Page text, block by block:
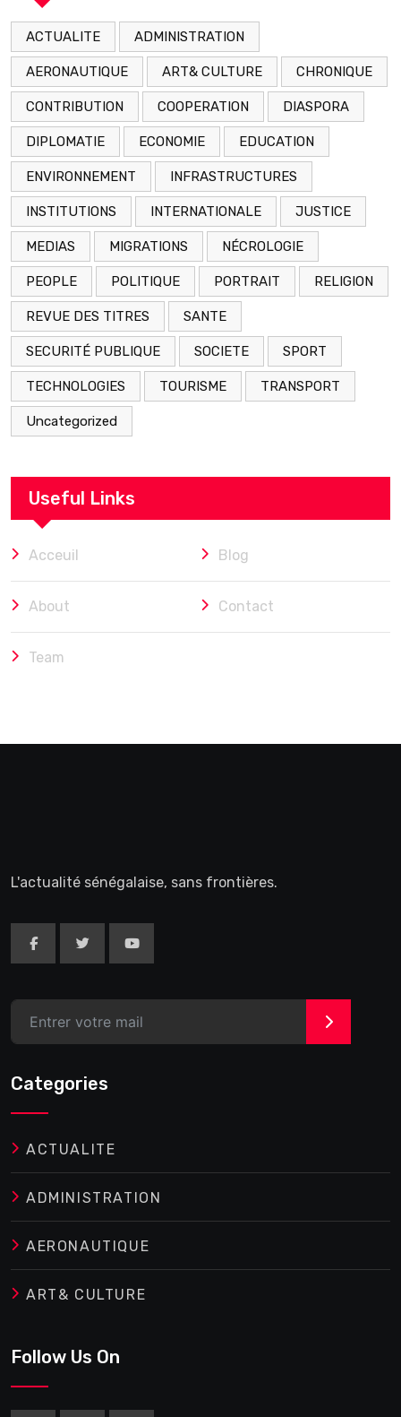
ACTUALITE ADMINISTRATION
AERONAUTIQUE ART& CULTURE CHRONIQUE
CONTRIBUTION COOPERATION DIASPORA
DIPLOMATIE ECONOMIE EDUCATION
ENVIRONNEMENT INFRASTRUCTURES
INSTITUTIONS INTERNATIONALE JUSTICE
MEDIAS MIGRATIONS NÉCROLOGIE
PEOPLE POLITIQUE PORTRAIT RELIGION
REVUE DES TITRES SANTE
SECURITÉ PUBLIQUE SOCIETE SPORT
TECHNOLOGIES TOURISME TRANSPORT
Uncategorized
Useful Links
Acceuil Blog
About Contact
Team
L'actualité sénégalaise, sans frontières.
>
Categories
ACTUALITE
ADMINISTRATION
AERONAUTIQUE
ART& CULTURE
Follow Us On